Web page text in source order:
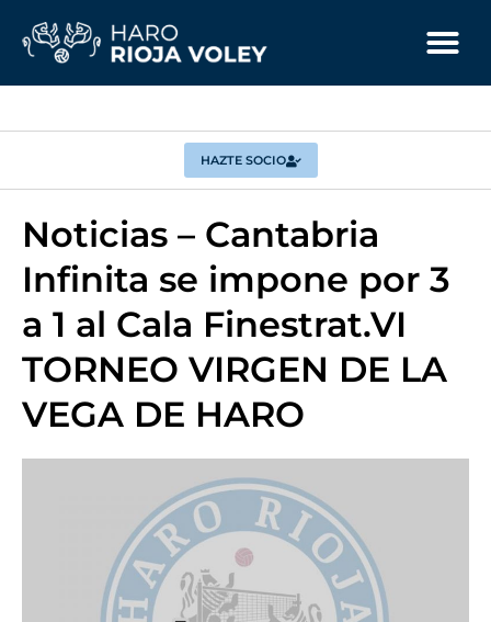
HAZTE SOCIO
Noticias – Cantabria
Infinita se impone por 3
a 1 al Cala Finestrat.VI
TORNEO VIRGEN DE LA
VEGA DE HARO